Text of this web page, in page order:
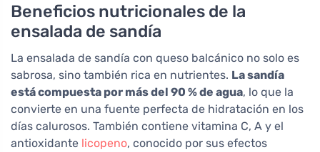
Beneficios nutricionales de la
ensalada de sandía
La ensalada de sandía con queso balcánico no solo es
sabrosa, sino también rica en nutrientes. La sandía
está compuesta por más del 90 % de agua, lo que la
convierte en una fuente perfecta de hidratación en los
días calurosos. También contiene vitamina C, A y el
antioxidante licopeno, conocido por sus efectos